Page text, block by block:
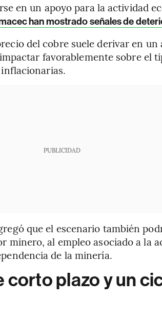
en un apoyo para la actividad
han mostrado señales de
del cobre suele derivar en
favorablemente sobre el
PUBLICIDAD
que el escenario también
minero, al empleo asociado a la
de la minería.
corto plazo y un